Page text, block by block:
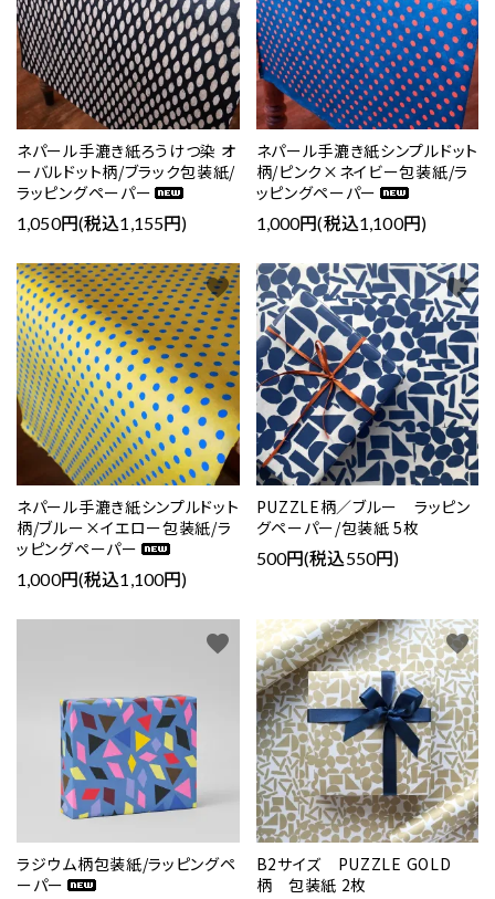
ネパール手漉き紙ろうけつ染 オ
ーバルドット柄/ブラック包装紙/
ラッピングペーパー
1,050円(税込1,155円)
ネパール手漉き紙シンプルドット
柄/ピンク×ネイビー包装紙/ラ
ッピングペーパー
1,000円(税込1,100円)
ネパール手漉き紙シンプルドット
柄/ブルー×イエロー包装紙/ラ
ッピングペーパー
1,000円(税込1,100円)
favorite
PUZZLE柄／ブルー ラッピン
グペーパー/包装紙 5枚
500円(税込550円)
favorite
ラジウム柄包装紙/ラッピングペ
ーパー
favorite
B2サイズ PUZZLE GOLD
柄 包装紙 2枚
favorite